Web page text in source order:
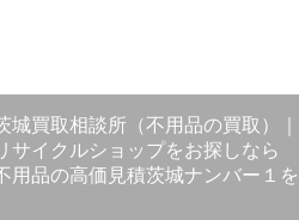
城買取相談所（不用品の買取）
サイクルショップをお探しなら
用品の高価見積茨城ナンバー１を